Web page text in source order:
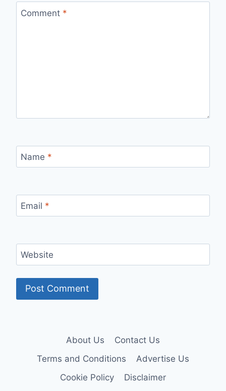
Comment *
Name *
Email *
Website
About Us
Contact Us
Terms and Conditions
Advertise Us
Cookie Policy
Disclaimer